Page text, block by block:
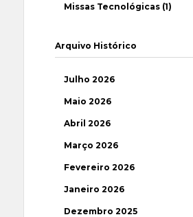
Missas Tecnológicas (1)
Arquivo Histórico
Julho 2026
Maio 2026
Abril 2026
Março 2026
Fevereiro 2026
Janeiro 2026
Dezembro 2025